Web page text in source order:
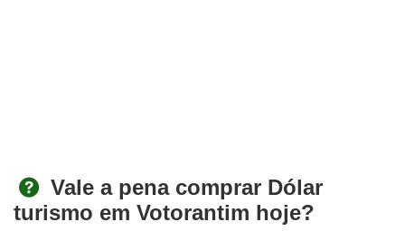
Vale a pena comprar Dólar
turismo em Votorantim hoje?